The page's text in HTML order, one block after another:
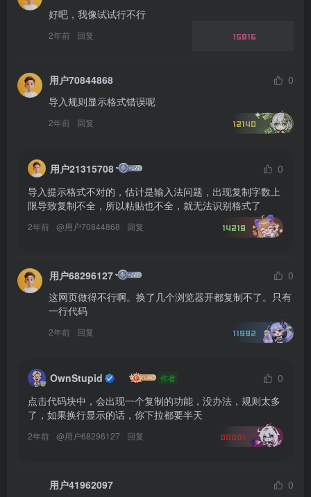
好吧，我像试试行不行
2年前 回复 15816
用户70844868
0
导入规则显示格式错误呢
2年前 回复 12140
用户21315708
0
导入提示格式不对的，估计是输入法问题，出现复制字数上
限导致复制不全，所以粘贴也不全，就无法识别格式了
2年前 @用户70844868 回复 14219
用户68296127
0
这网页做得不行啊。换了几个浏览器开都复制不了。只有
一行代码
2年前 回复 11992
OwnStupid 作者
0
点击代码块中，会出现一个复制的功能，没办法，规则太多
了，如果换行显示的话，你下拉都要半天
2年前 @用户68296127 回复 00001
用户41962097
0